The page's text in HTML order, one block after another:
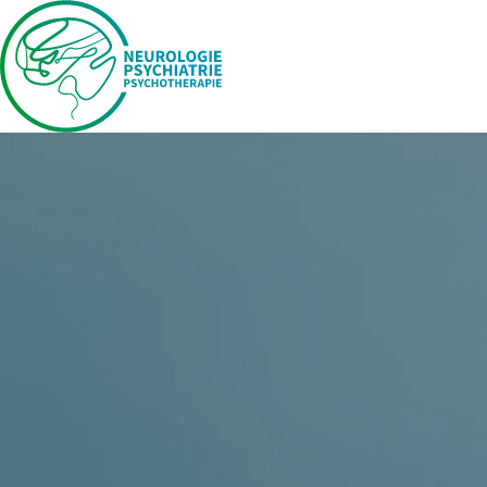
Periphere Nerven- und Muskelerkrankungen
Psychiatrie
Angst- und Panikerkrankungen
Depressionen und bipolare Erkrankungen
Aufmerksamkeitsstörungen